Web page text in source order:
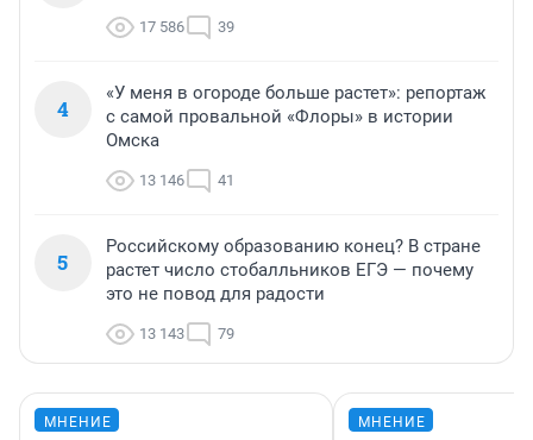
17 586 39
4
«У меня в огороде больше растет»: репортаж
с самой провальной «Флоры» в истории
Омска
13 146 41
5
Российскому образованию конец? В стране
растет число стобалльников ЕГЭ — почему
это не повод для радости
13 143 79
МНЕНИЕ МНЕНИЕ